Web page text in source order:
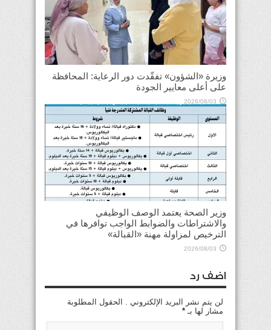
وزيرة «الشؤون» تفقّدت دور الرعاية: المحافظة
على أعلى معايير الجودة
2026/08/03
وزير الصحة يعتمد الوصف الوظيفي
والاشتراطات والضوابط الواجب توافرها في
الترخيص لمزاولة مهنة «القبالة»
2026/08/03
اضف رد
لن يتم نشر البريد الإلكتروني . الحقول المطلوبة
مشار لها بـ *